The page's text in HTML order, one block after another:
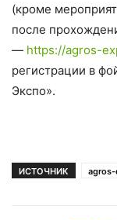
(кроме
после
— https://agros-
регистрации в
Экспо».
ИСТОЧНИК